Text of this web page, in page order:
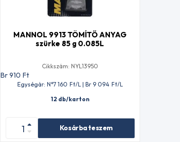
MANNOL 9913 TÖMÍTŐ ANYAG
szürke 85 g 0.085L
Cikkszám: NYL13950
Br 910 Ft
Egységár: N°7 160 Ft/L | Br 9 094 Ft/L
12 db/karton
Kosárba teszem